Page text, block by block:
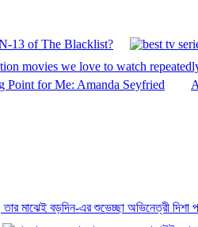
13 of The Blacklist?
movies we love to watch
Point for Me: Amanda Seyfried
মাঝেই বড়দিন-এর শুভেচ্ছা অভিনেত্রী দিশা